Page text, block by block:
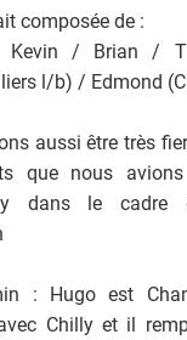
composée de :
Kevin / Brian /
l/b) / Edmond
aussi être très
que nous avions
dans le cadre
: Hugo est
Chilly et il